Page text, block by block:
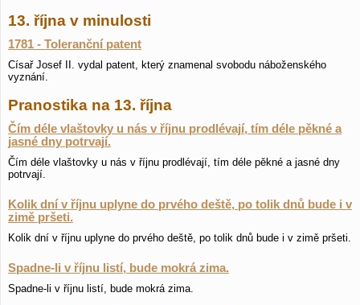
13. října v minulosti
1781 - Toleranční patent
Císař Josef II. vydal patent, který znamenal svobodu náboženského
vyznání.
Pranostika na 13. října
Čím déle vlaštovky u nás v říjnu prodlévají, tím déle pěkné a
jasné dny potrvají.
Čím déle vlaštovky u nás v říjnu prodlévají, tím déle pěkné a jasné dny
potrvají.
Kolik dní v říjnu uplyne do prvého deště, po tolik dnů bude i v
zimě pršeti.
Kolik dní v říjnu uplyne do prvého deště, po tolik dnů bude i v zimě pršeti.
Spadne-li v říjnu listí, bude mokrá zima.
Spadne-li v říjnu listí, bude mokrá zima.